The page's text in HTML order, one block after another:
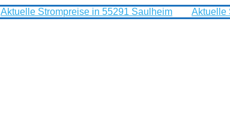
Aktuelle Strompreise in 55291 Saulheim Aktuelle